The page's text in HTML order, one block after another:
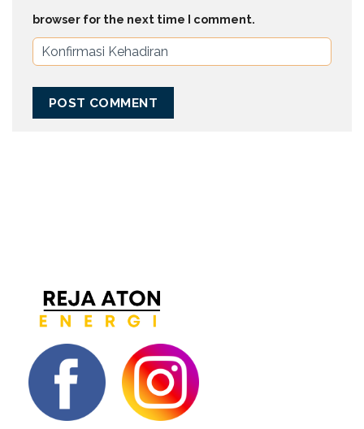
browser for the next time I comment.